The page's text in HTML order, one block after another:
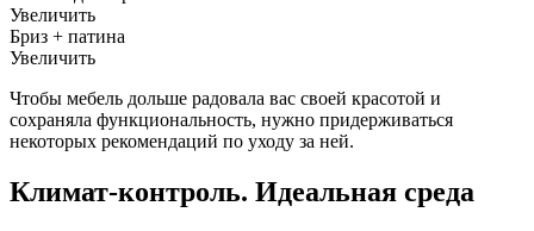
Увеличить
Бриз + патина
Увеличить
Чтобы мебель дольше радовала вас своей красотой и
сохраняла функциональность, нужно придерживаться
некоторых рекомендаций по уходу за ней.
Климат-контроль. Идеальная среда